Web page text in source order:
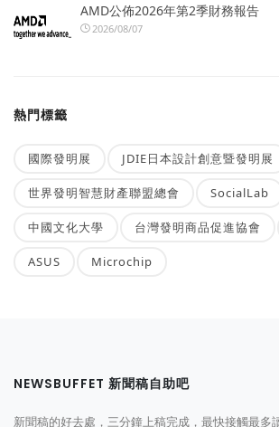
AMD公佈2026年第2季財務報告
2026/08/07
熱門標籤
國際發明展 JDIE日本設計創意暨發明展
世界發明智慧財產聯盟總會 SocialLab
中國文化大學 台灣發明商品促進協會
ASUS Microchip
NEWSBUFFET 新聞稿自助吧
新聞稿的好去處，三分鐘上稿完成，最快接觸最多